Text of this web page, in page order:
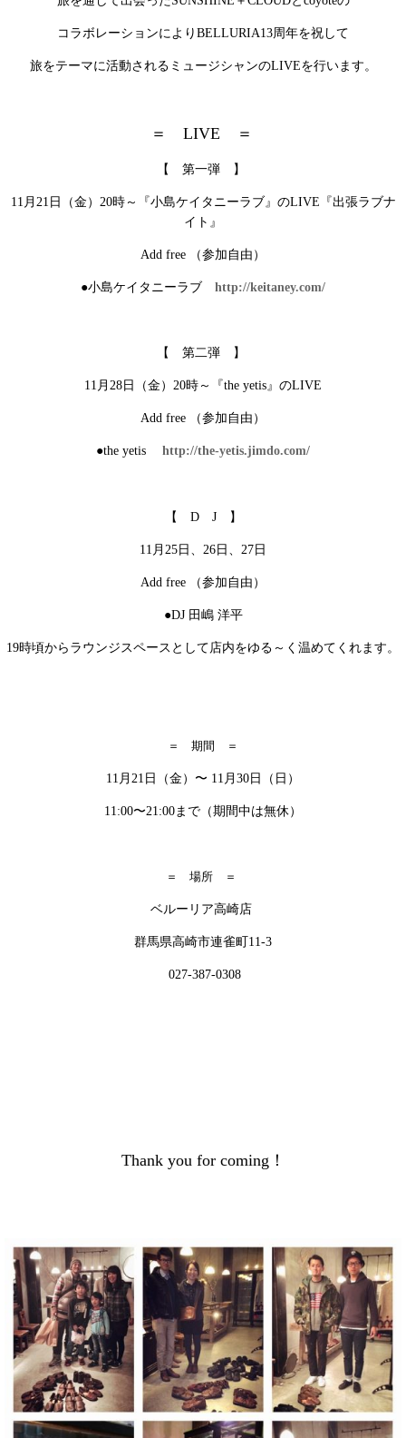
コラボレーションによりBELLURIA13周年を祝して
旅をテーマに活動されるミュージシャンのLIVEを行います。
＝ LIVE ＝
【 第一弾 】
11月21日（金） 20時～『小島ケイタニーラブ』のLIVE 『出張ラブナ
イト』
Add free （参加自由）
●小島ケイタニーラブ http://keitaney.com/
【 第二弾 】
11月28日（金） 20時～『the yetis』のLIVE
Add free （参加自由）
●the yetis http://the-yetis.jimdo.com/
【 D J 】
11月25日、26日、27日
Add free （参加自由）
●DJ 田嶋 洋平
19時頃からラウンジスペースとして店内をゆる～く温めてくれます。
＝ 期間 ＝
11 月 21 日（金）〜 11 月30日（日）
11:00〜21:00まで（期間中は無休）
＝ 場所 ＝
ベルーリア高崎店
群馬県高崎市連雀町11-3
027-387-0308
Thank you for coming！